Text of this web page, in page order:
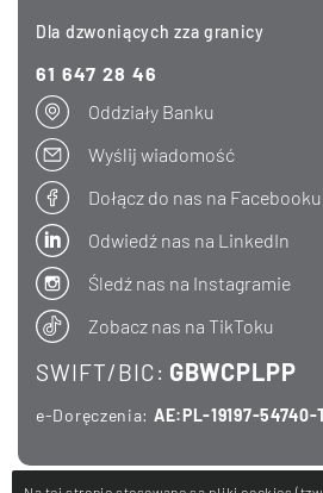
Dla dzwoniących zza granicy
61 647 28 46
Oddziały Banku
Wyślij wiadomość
Dołącz do nas na Facebooku
Odwiedź nas na LinkedIn
Śledź nas na Instagramie
Zobacz nas na TikToku
SWIFT/BIC: GBWCPLPP
e-Doręczenia: AE:PL-19197-54740-